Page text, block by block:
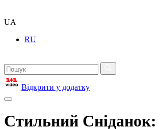
UA
RU
Відкрити у додатку
Стильний